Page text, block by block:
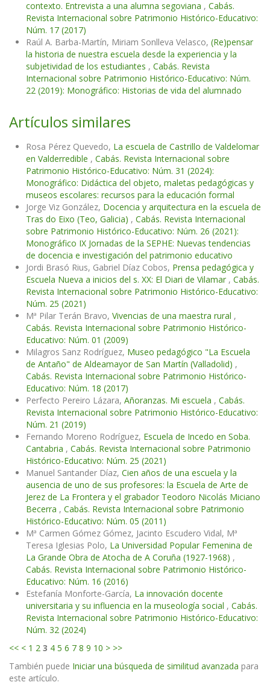
contexto. Entrevista a una alumna segoviana , Cabás.
Revista Internacional sobre Patrimonio Histórico-Educativo:
Núm. 17 (2017)
Raúl A. Barba-Martín, Miriam Sonlleva Velasco, (Re)pensar
la historia de nuestra escuela desde la experiencia y la
subjetividad de los estudiantes , Cabás. Revista
Internacional sobre Patrimonio Histórico-Educativo: Núm.
22 (2019): Monográfico: Historias de vida del alumnado
Artículos similares
Rosa Pérez Quevedo, La escuela de Castrillo de Valdelomar
en Valderredible , Cabás. Revista Internacional sobre
Patrimonio Histórico-Educativo: Núm. 31 (2024):
Monográfico: Didáctica del objeto, maletas pedagógicas y
museos escolares: recursos para la educación formal
Jorge Viz González, Docencia y arquitectura en la escuela de
Tras do Eixo (Teo, Galicia) , Cabás. Revista Internacional
sobre Patrimonio Histórico-Educativo: Núm. 26 (2021):
Monográfico IX Jornadas de la SEPHE: Nuevas tendencias
de docencia e investigación del patrimonio educativo
Jordi Brasó Rius, Gabriel Díaz Cobos, Prensa pedagógica y
Escuela Nueva a inicios del s. XX: El Diari de Vilamar , Cabás.
Revista Internacional sobre Patrimonio Histórico-Educativo:
Núm. 25 (2021)
Mª Pilar Terán Bravo, Vivencias de una maestra rural ,
Cabás. Revista Internacional sobre Patrimonio Histórico-
Educativo: Núm. 01 (2009)
Milagros Sanz Rodríguez, Museo pedagógico "La Escuela
de Antaño" de Aldeamayor de San Martín (Valladolid) ,
Cabás. Revista Internacional sobre Patrimonio Histórico-
Educativo: Núm. 18 (2017)
Perfecto Pereiro Lázara, Añoranzas. Mi escuela , Cabás.
Revista Internacional sobre Patrimonio Histórico-Educativo:
Núm. 21 (2019)
Fernando Moreno Rodríguez, Escuela de Incedo en Soba.
Cantabria , Cabás. Revista Internacional sobre Patrimonio
Histórico-Educativo: Núm. 25 (2021)
Manuel Santander Díaz, Cien años de una escuela y la
ausencia de uno de sus profesores: la Escuela de Arte de
Jerez de La Frontera y el grabador Teodoro Nicolás Miciano
Becerra , Cabás. Revista Internacional sobre Patrimonio
Histórico-Educativo: Núm. 05 (2011)
Mª Carmen Gómez Gómez, Jacinto Escudero Vidal, Mª
Teresa Iglesias Polo, La Universidad Popular Femenina de
La Grande Obra de Atocha de A Coruña (1927-1968) ,
Cabás. Revista Internacional sobre Patrimonio Histórico-
Educativo: Núm. 16 (2016)
Estefanía Monforte-García, La innovación docente
universitaria y su influencia en la museología social , Cabás.
Revista Internacional sobre Patrimonio Histórico-Educativo:
Núm. 32 (2024)
<< < 1 2 3 4 5 6 7 8 9 10 > >>
También puede Iniciar una búsqueda de similitud avanzada para
este artículo.